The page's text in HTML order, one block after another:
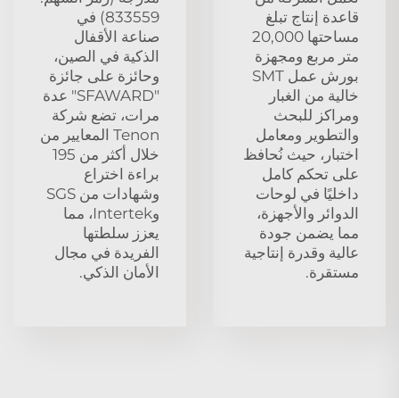
قاعدة إنتاج تبلغ
مساحتها 20,000
متر مربع ومجهزة
بورش عمل SMT
خالية من الغبار
ومراكز للبحث
والتطوير ومعامل
اختبار، حيث نُحافظ
على تحكم كامل
داخليًا في لوحات
الدوائر والأجهزة،
مما يضمن جودة
عالية وقدرة إنتاجية
مستقرة.
833559) في
صناعة الأقفال
الذكية في الصين،
وحائزة على جائزة
"SFAWARD" عدة
مرات، تضع شركة
Tenon المعايير من
خلال أكثر من 195
براءة اختراع
وشهادات من SGS
وIntertek، مما
يعزز سلطتها
الفريدة في مجال
الأمان الذكي.